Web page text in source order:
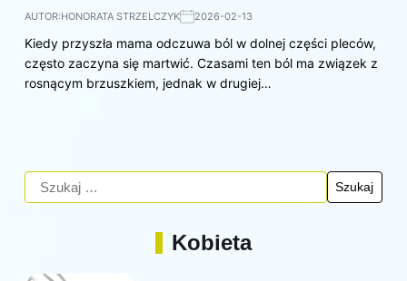
AUTOR:HONORATA STRZELCZYK 2026-02-13
Kiedy przyszła mama odczuwa ból w dolnej części pleców,
często zaczyna się martwić. Czasami ten ból ma związek z
rosnącym brzuszkiem, jednak w drugiej…
Kobieta